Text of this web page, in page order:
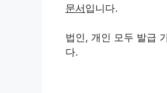
문서입니다.
법인, 개인 모두 발급
다.